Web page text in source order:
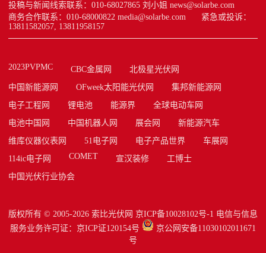
投稿与新闻线索联系：010-68027865 刘小姐 news@solarbe.com
商务合作联系：010-68000822 media@solarbe.com
紧急或投诉：
13811582057, 13811958157
2023PVPMC CBC金属网
北极星光伏网
中国新能源网
OFweek太阳能光伏网
集邦新能源网
电子工程网
锂电池 能源界
全球电动车网
电池中国网
中国机器人网 展会网
新能源汽车
维库仪器仪表网
51电子网 电子产品世界
车展网
114ic电子网
COMET 宣汉装修
工博士
中国光伏行业协会
版权所有 © 2005-2026 索比光伏网 京ICP备10028102号-1 电信与信息
服务业务许可证：京ICP证120154号
京公网安备11030102011671
号